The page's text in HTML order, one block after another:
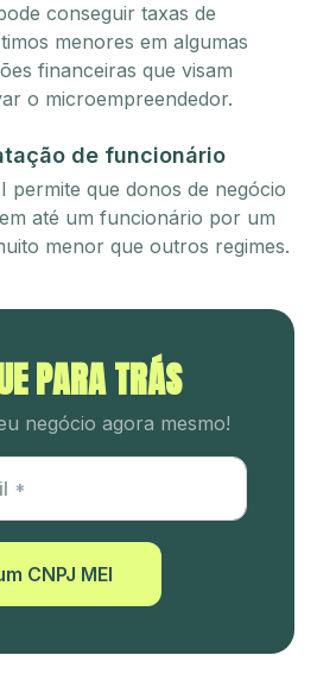
conseguir taxas de
menores em algumas
financeiras que visam
o microempreendedor.
de funcionário
permite que donos de negócio
até um funcionário por um
menor que outros regimes.
PARA TRÁS
negócio agora mesmo!
CNPJ MEI